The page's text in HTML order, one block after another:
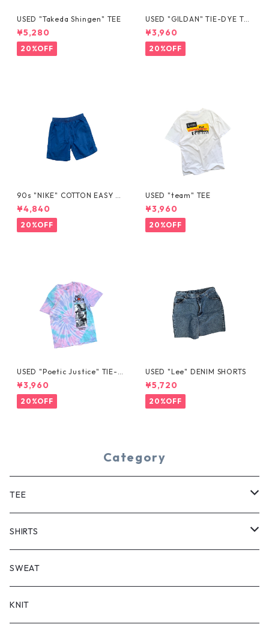
USED "Takeda Shingen" TEE
¥5,280
20%OFF
USED "GILDAN" TIE-DYE TE
E
¥3,960
20%OFF
90s "NIKE" COTTON EASY S
HORTS
¥4,840
20%OFF
USED "team" TEE
¥3,960
20%OFF
USED "Poetic Justice" TIE-D
YE TEE
¥3,960
20%OFF
USED "Lee" DENIM SHORTS
¥5,720
20%OFF
Category
TEE
SHORT SLEEVE
LONG SLEEVE
SHIRTS
SHORT SLEEVE
LONG SLEEVE
SWEAT
KNIT